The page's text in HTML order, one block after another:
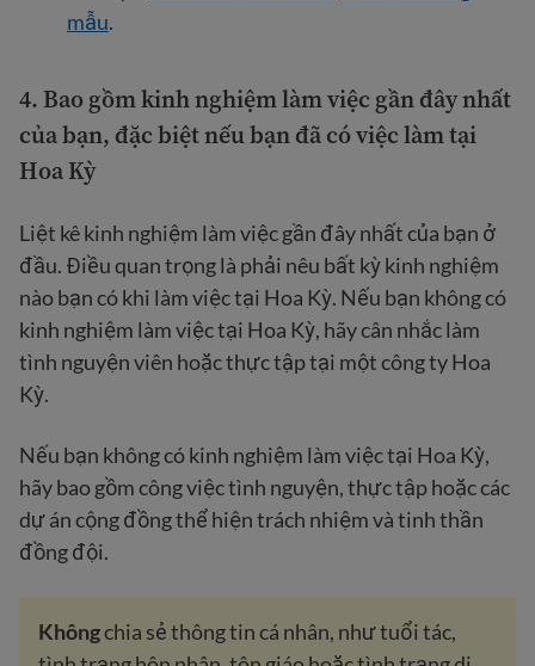
mẫu.
4. Bao gồm kinh nghiệm làm việc gần đây nhất
của bạn, đặc biệt nếu bạn đã có việc làm tại
Hoa Kỳ
Liệt kê kinh nghiệm làm việc gần đây nhất của bạn ở
đầu. Điều quan trọng là phải nêu bất kỳ kinh nghiệm
nào bạn có khi làm việc tại Hoa Kỳ. Nếu bạn không có
kinh nghiệm làm việc tại Hoa Kỳ, hãy cân nhắc làm
tình nguyện viên hoặc thực tập tại một công ty Hoa
Kỳ.
Nếu bạn không có kinh nghiệm làm việc tại Hoa Kỳ,
hãy bao gồm công việc tình nguyện, thực tập hoặc các
dự án cộng đồng thể hiện trách nhiệm và tinh thần
đồng đội.
Khôngchia sẻ thông tin cá nhân, như tuổi tác,